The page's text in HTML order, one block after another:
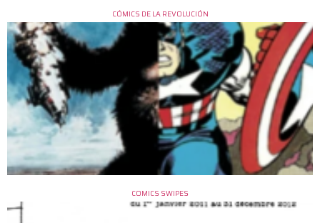
CÓMICS DE LA REVOLUCIÓN
COMICS SWIPES